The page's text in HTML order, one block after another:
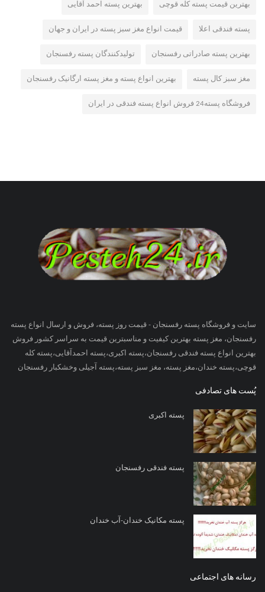
بهترین قیمت پسته کله قوچی بهترین پسته احمد آقایی
پسته فندقی اعلا قیمت انواع مغز سبز پسته در ایران و جهان
بهترین پسته صادراتی رفسنجان تولیدکنندگان پسته رفسنجان
مغز سبز کال پسته بهترین انواع پسته و مغز پسته ارگانیک رفسنجان
فروشگاه پسته24 فروش انواع پسته فندقی در ایران
سایت و فروشگاه پسته رفسنجان - قیمت روز پسته، فروش و ارسال انواع پسته
رفسنجان، مغز پسته بهترین کیفیت و مناسبترین قیمت به سراسر کشور فروش
بهترین انواع پسته فندقی رفسنجان،پسته اکبری،پسته احمدآقایی،پسته کله
قوچی،پسته خندان،مغز پسته، مغز سبز پسته،پسته آجیلی وخشکبار رفسنجان
پُست های تصادفی
پسته اکبری
پسته فندقی رفسنجان
پسته مکانیک خندان-آب خندان
رسانه های اجتماعی